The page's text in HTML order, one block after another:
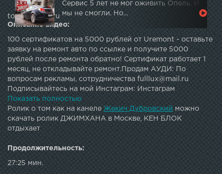
Сервис 5 лет не мог оживить Опель. И
мы не смогли. Но…
topautotube.ru
Описание видео:
100 сертификатов на 5000 рублей от Uremont - оставьте
заявку на ремонт авто по ссылке и получите 5000
рублей после ремонта обратно! Сертификат работает 1
месяц, не откладывайте ремонт.Продам АУДИ: По
вопросам рекламы, сотрудничества fulllux@mail.ru
Подписывайтесь на мой Инстаграм: Инстаграм
Синдиката: Иван Зайцев (Че Кого): Иван Кислицын
(CustomBox): Новый инст Томы: Паблик -
Подписывайтесь на страницу ВК: Музыка из видео:
====================================Проект:
Тачка невозврата 23 серия.
Показать полностью
Ролик о том как на канелеЖекич Дубровский можно
скачать ролик ДЖИМХАНА в Москве, КЕН БЛОК
отдыхает
Продолжительность:
27:25 мин.